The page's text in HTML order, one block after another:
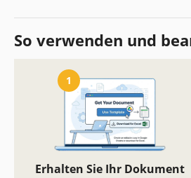
So verwenden und
1
Erhalten Sie Ihr Dokument